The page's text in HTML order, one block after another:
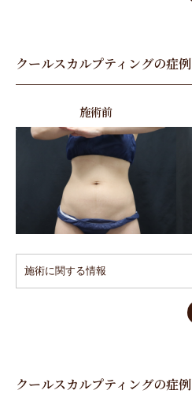
クールスカルプティングの症
施術前
施術に関する情報
クールスカルプティングの症